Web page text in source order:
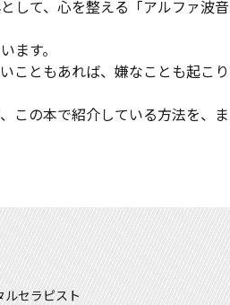
して、心を整える「アルファ波音
ます。
こともあれば、嫌なことも起こり
この本で紹介している方法を、ま
ルセラピスト